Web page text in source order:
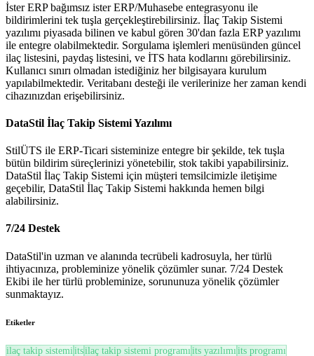
İster ERP bağımsız ister ERP/Muhasebe entegrasyonu ile
bildirimlerini tek tuşla gerçekleştirebilirsiniz. İlaç Takip Sistemi
yazılımı piyasada bilinen ve kabul gören 30'dan fazla ERP yazılımı
ile entegre olabilmektedir. Sorgulama işlemleri menüsünden güncel
ilaç listesini, paydaş listesini, ve İTS hata kodlarını görebilirsiniz.
Kullanıcı sınırı olmadan istediğiniz her bilgisayara kurulum
yapılabilmektedir. Veritabanı desteği ile verilerinize her zaman kendi
cihazınızdan erişebilirsiniz.
DataStil İlaç Takip Sistemi Yazılımı
StilÜTS ile ERP-Ticari sisteminize entegre bir şekilde, tek tuşla
bütün bildirim süreçlerinizi yönetebilir, stok takibi yapabilirsiniz.
DataStil İlaç Takip Sistemi için müşteri temsilcimizle iletişime
geçebilir, DataStil İlaç Takip Sistemi hakkında hemen bilgi
alabilirsiniz.
7/24 Destek
DataStil'in uzman ve alanında tecrübeli kadrosuyla, her türlü
ihtiyacınıza, probleminize yönelik çözümler sunar. 7/24 Destek
Ekibi ile her türlü probleminize, sorununuza yönelik çözümler
sunmaktayız.
Etiketler
ilaç takip sistemi itsilaç takip sistemi programı its yazılımı its programı